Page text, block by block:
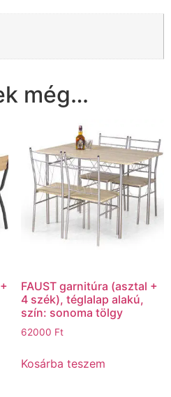
még…
FAUST garnitúra (asztal +
4 szék), téglalap alakú,
szín: sonoma tölgy
62000 Ft
Kosárba teszem